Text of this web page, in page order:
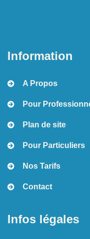
Information
A Propos
Pour
Plan de site
Pour Particuliers
Nos Tarifs
Contact
Infos légales